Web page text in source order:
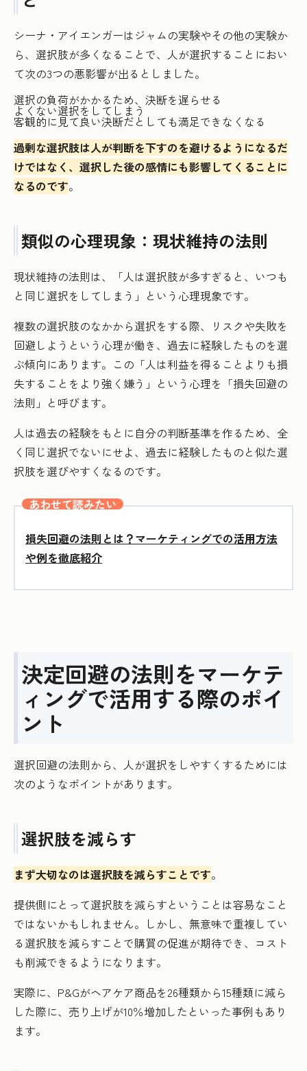
シーナ・アイエンガーはジャムの実験やその他の実験か
ら、選択肢が多くなることで、人が選択することにおい
て次の3つの悪影響が出るとしました。
選択の負荷がかかるため、決断を遅らせる
よくない選択をしてしまう
客観的に見て良い決断だとしても満足できなくなる
過剰な選択肢は人が判断を下すのを避けるようになるだ
けではなく、選択した後の感情にも影響してくることに
なるのです。
類似の心理現象：現状維持の法則
現状維持の法則は、「人は選択肢が多すぎると、いつも
と同じ選択をしてしまう」という心理現象です。
複数の選択肢のなかから選択をする際、リスクや失敗を
回避しようという心理が働き、過去に経験したものを選
ぶ傾向にあります。この「人は利益を得ることよりも損
失することをより強く嫌う」という心理を「損失回避の
法則」と呼びます。
人は過去の経験をもとに自分の判断基準を作るため、全
く同じ選択でないにせよ、過去に経験したものと似た選
択肢を選びやすくなるのです。
あわせて読みたい
損失回避の法則とは？マーケティングでの活用方法
や例を徹底紹介
決定回避の法則をマーケテ
ィングで活用する際のポイ
ント
選択回避の法則から、人が選択をしやすくするためには
次のようなポイントがあります。
選択肢を減らす
まず大切なのは選択肢を減らすことです。
提供側にとって選択肢を減らすということは容易なこと
ではないかもしれません。しかし、無意味で重複してい
る選択肢を減らすことで購買の促進が期待でき、コスト
も削減できるようになります。
実際に、P&Gがヘアケア商品を26種類から15種類に減ら
した際に、売り上げが10％増加したといった事例もあり
ます。